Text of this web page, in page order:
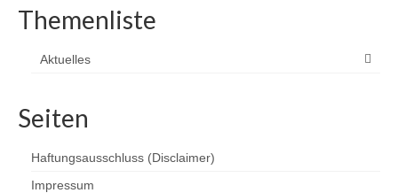
Themenliste
Aktuelles
Seiten
Haftungsausschluss (Disclaimer)
Impressum